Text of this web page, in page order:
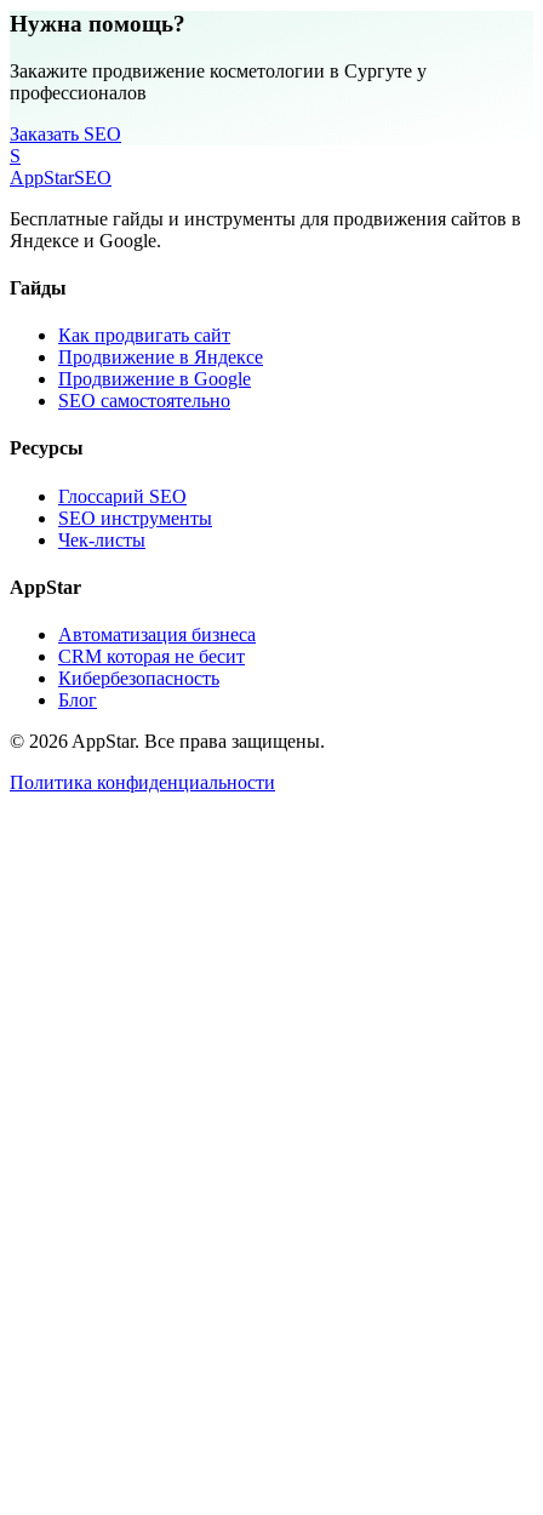
Нужна помощь?
Закажите продвижение косметологии в Сургуте у
профессионалов
Заказать SEO
S
AppStarSEO
Бесплатные гайды и инструменты для продвижения сайтов в
Яндексе и Google.
Гайды
Как продвигать сайт
Продвижение в Яндексе
Продвижение в Google
SEO самостоятельно
Ресурсы
Глоссарий SEO
SEO инструменты
Чек-листы
AppStar
Автоматизация бизнеса
CRM которая не бесит
Кибербезопасность
Блог
© 2026 AppStar. Все права защищены.
Политика конфиденциальности